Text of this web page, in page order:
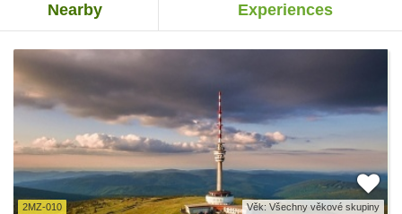
Nearby Experiences
2MZ-010 Věk: Všechny věkové skupiny